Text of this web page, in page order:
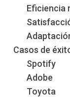
Eficiencia
Casos de
Spotify
Adobe
Toyota